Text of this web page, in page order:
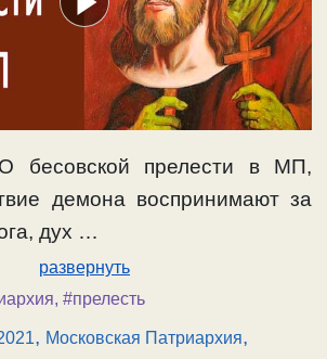
О бесовской прелести в МП,
демона воспринимают за
дух …
развернуть
, #прелесть
, Московская Патриархия,